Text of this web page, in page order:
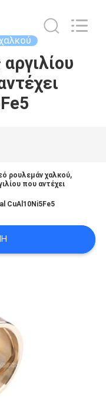
ρουλεμάν χαλκού,
που αντέχει
CuAl10Ni5Fe5